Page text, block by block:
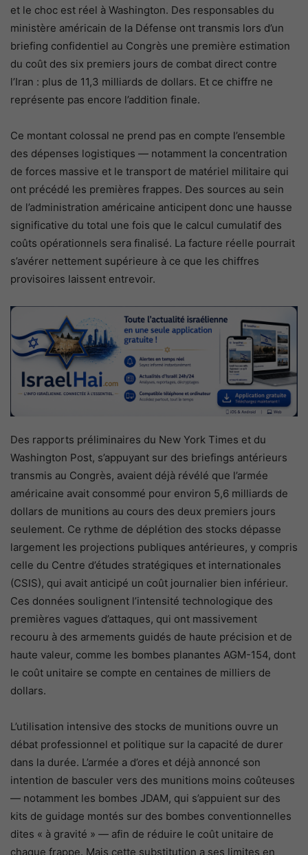
et le choc est réel à Washington. Des responsables du
ministère américain de la Défense ont transmis lors d’un
briefing confidentiel au Congrès une première estimation
du coût des six premiers jours de combat direct contre
l’Iran : plus de 11,3 milliards de dollars. Et ce chiffre ne
représente pas encore l’addition finale.
Ce montant colossal ne prend pas en compte l’ensemble
des dépenses logistiques — notamment la concentration
de forces massive et le transport de matériel militaire qui
ont précédé les premières frappes. Des sources au sein
de l’administration américaine anticipent donc une hausse
significative du total une fois que le calcul cumulatif des
coûts opérationnels sera finalisé. La facture réelle pourrait
s’avérer nettement supérieure à ce que les chiffres
provisoires laissent entrevoir.
Des rapports préliminaires du New York Times et du
Washington Post, s’appuyant sur des briefings antérieurs
transmis au Congrès, avaient déjà révélé que l’armée
américaine avait consommé pour environ 5,6 milliards de
dollars de munitions au cours des deux premiers jours
seulement. Ce rythme de déplétion des stocks dépasse
largement les projections publiques antérieures, y compris
celle du Centre d’études stratégiques et internationales
(CSIS), qui avait anticipé un coût journalier bien inférieur.
Ces données soulignent l’intensité technologique des
premières vagues d’attaques, qui ont massivement
recouru à des armements guidés de haute précision et de
haute valeur, comme les bombes planantes AGM-154, dont
le coût unitaire se compte en centaines de milliers de
dollars.
L’utilisation intensive des stocks de munitions ouvre un
débat professionnel et politique sur la capacité de durer
dans la durée. L’armée a d’ores et déjà annoncé son
intention de basculer vers des munitions moins coûteuses
— notamment les bombes JDAM, qui s’appuient sur des
kits de guidage montés sur des bombes conventionnelles
dites « à gravité » — afin de réduire le coût unitaire de
chaque frappe. Mais cette substitution a ses limites en